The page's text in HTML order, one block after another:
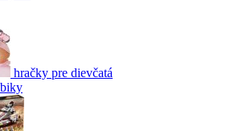
hračky pre dievčatá